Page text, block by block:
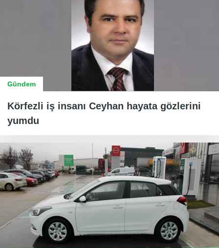
Gündem
Körfezli iş insanı Ceyhan hayata gözlerini
yumdu